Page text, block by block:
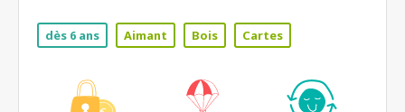
dès 6 ans Aimant Bois Cartes